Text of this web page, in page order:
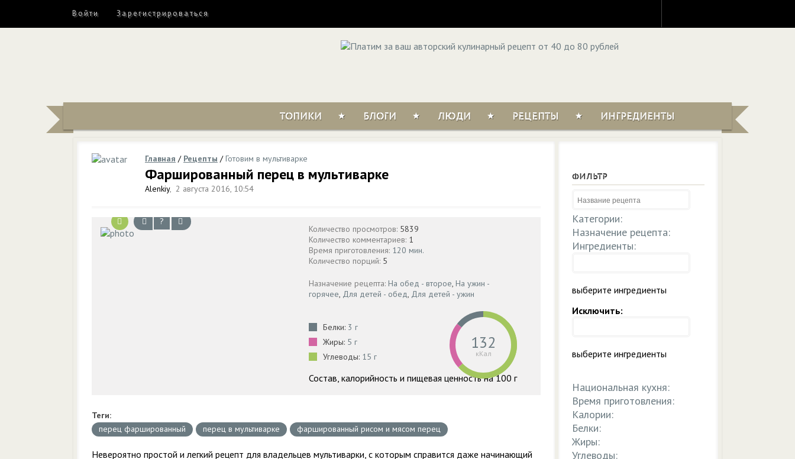
Войти Зарегистрироваться
ТОПИКИ БЛОГИ ЛЮДИ РЕЦЕПТЫ ИНГРЕДИЕНТЫ
Главная / Рецепты /Готовим в мультиварке
Фаршированный перец в мультиварке
Alenkiy, 2 августа 2016, 10:54
?
Количество просмотров: 5839
Количество комментариев: 1
Время приготовления: 120 мин.
Количество порций: 5
Назначение рецепта: На обед - второе, На ужин -
горячее, Для детей - обед, Для детей - ужин
Белки: 3 г
Жиры: 5 г
Углеводы: 15 г
132
кКал
Состав, калорийность и пищевая ценность на 100 г
Теги:
перец фаршированный
перец в мультиварке фаршированный рисом и мясом перец
Невероятно простой и легкий рецепт для владельцев мультиварки, с которым справится даже начинающий
ФИЛЬТР
Категории:
Назначение рецепта:
Ингредиенты:
выберите ингредиенты
Исключить:
выберите ингредиенты
Национальная кухня:
Время приготовления:
Калории:
Белки:
Жиры:
Углеводы: